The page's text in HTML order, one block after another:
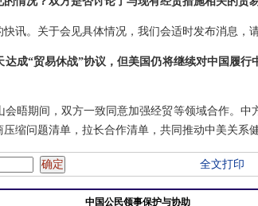
讯。关于会见具体情况，我们会适时发布消息，
成“贸易休战”协议，但美国仍将继续对中国履行
晤期间，双方一致同意加强经贸等领域合作。中
缩问题清单，拉长合作清单，共同推动中美关系
全文打印
中国公民领事保护与协助